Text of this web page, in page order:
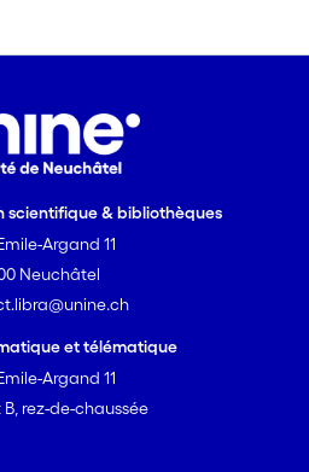
scientifique & bibliothèques
Argand 11
Neuchâtel
et télématique
Argand 11
rez-de-chaussée